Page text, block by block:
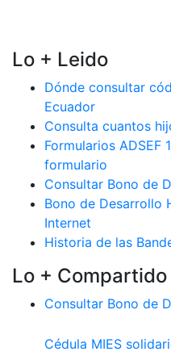
Lo + Leido
Dónde consultar
Ecuador
Consulta cuantos
Formularios ADSEF
formulario
Consultar Bono de
Bono de Desarrollo
Internet
Historia de las
Lo + Compartido
Consultar Bono de
Cédula MIES